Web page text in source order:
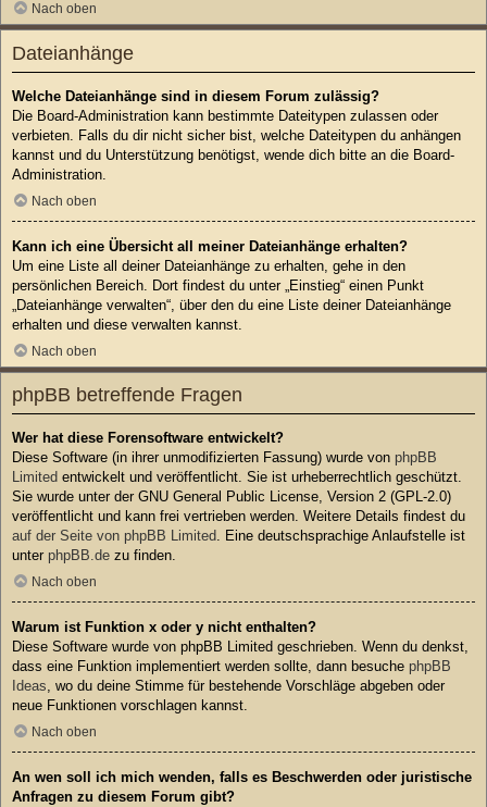
Nach oben
Dateianhänge
Welche Dateianhänge sind in diesem Forum zulässig?
Die Board-Administration kann bestimmte Dateitypen zulassen oder
verbieten. Falls du dir nicht sicher bist, welche Dateitypen du anhängen
kannst und du Unterstützung benötigst, wende dich bitte an die Board-
Administration.
Nach oben
Kann ich eine Übersicht all meiner Dateianhänge erhalten?
Um eine Liste all deiner Dateianhänge zu erhalten, gehe in den
persönlichen Bereich. Dort findest du unter „Einstieg“ einen Punkt
„Dateianhänge verwalten“, über den du eine Liste deiner Dateianhänge
erhalten und diese verwalten kannst.
Nach oben
phpBB betreffende Fragen
Wer hat diese Forensoftware entwickelt?
Diese Software (in ihrer unmodifizierten Fassung) wurde von phpBB
Limited entwickelt und veröffentlicht. Sie ist urheberrechtlich geschützt.
Sie wurde unter der GNU General Public License, Version 2 (GPL-2.0)
veröffentlicht und kann frei vertrieben werden. Weitere Details findest du
auf der Seite von phpBB Limited. Eine deutschsprachige Anlaufstelle ist
unter phpBB.de zu finden.
Nach oben
Warum ist Funktion x oder y nicht enthalten?
Diese Software wurde von phpBB Limited geschrieben. Wenn du denkst,
dass eine Funktion implementiert werden sollte, dann besuche phpBB
Ideas, wo du deine Stimme für bestehende Vorschläge abgeben oder
neue Funktionen vorschlagen kannst.
Nach oben
An wen soll ich mich wenden, falls es Beschwerden oder juristische
Anfragen zu diesem Forum gibt?